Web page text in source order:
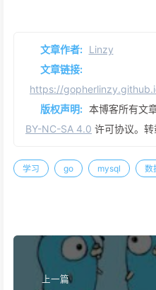
文章作者: Linzy
文章链接:
https://
版权声明: 本博客所有文
BY-NC-SA 4.0 许可协议。
学习 go mysql 数
上一篇